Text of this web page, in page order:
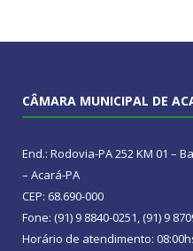
CÂMARA MUNICIPAL DE
End.: Rodovia-PA 252 KM 01 –
– Acará-PA
CEP: 68.690-000
Fone: (91) 9 8840-0251, (91) 9
Horário de atendimento: